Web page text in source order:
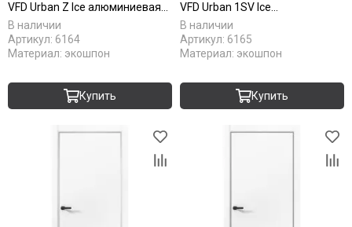
VFD Urban Z Ice алюминиевая
кромка black edge
В наличии
Артикул: 6164
Материал: экошпон
Купить
VFD Urban 1SV Ice
алюминиевая кромка silver
edge
В наличии
Артикул: 6165
Материал: экошпон
Купить